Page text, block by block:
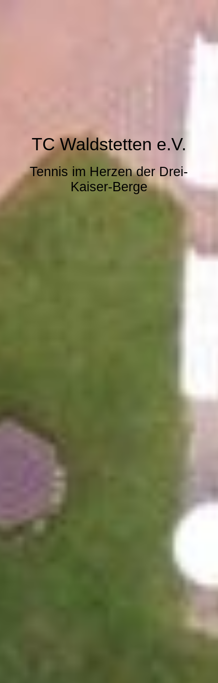
TC Waldstetten e.V.
Tennis im Herzen der Drei-
Kaiser-Berge